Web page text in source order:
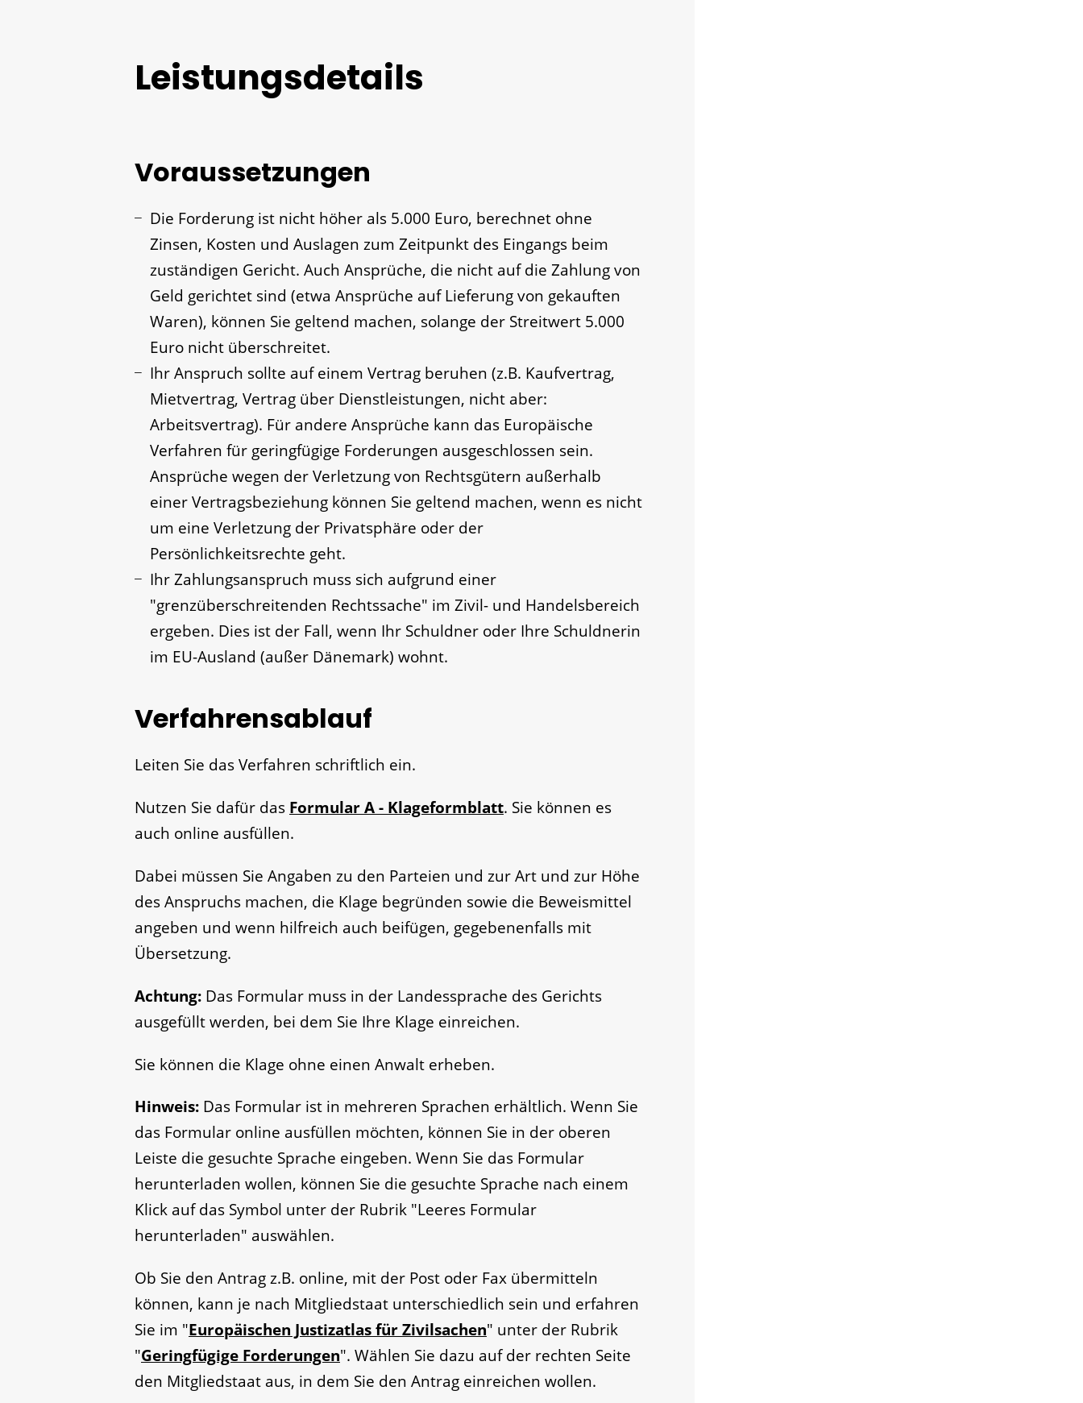
Leistungsdetails
Voraussetzungen
Die Forderung ist nicht höher als 5.000 Euro, berechnet ohne
Zinsen, Kosten und Auslagen zum Zeitpunkt des Eingangs beim
zuständigen Gericht. Auch Ansprüche, die nicht auf die Zahlung von
Geld gerichtet sind (etwa Ansprüche auf Lieferung von gekauften
Waren), können Sie geltend machen, solange der Streitwert 5.000
Euro nicht überschreitet.
Ihr Anspruch sollte auf einem Vertrag beruhen (z.B. Kaufvertrag,
Mietvertrag, Vertrag über Dienstleistungen, nicht aber:
Arbeitsvertrag). Für andere Ansprüche kann das Europäische
Verfahren für geringfügige Forderungen ausgeschlossen sein.
Ansprüche wegen der Verletzung von Rechtsgütern außerhalb
einer Vertragsbeziehung können Sie geltend machen, wenn es nicht
um eine Verletzung der Privatsphäre oder der
Persönlichkeitsrechte geht.
Ihr Zahlungsanspruch muss sich aufgrund einer
"grenzüberschreitenden Rechtssache" im Zivil- und Handelsbereich
ergeben. Dies ist der Fall, wenn Ihr Schuldner oder Ihre Schuldnerin
im EU-Ausland (außer Dänemark) wohnt.
Verfahrensablauf
Leiten Sie das Verfahren schriftlich ein.
Nutzen Sie dafür das Formular A - Klageformblatt. Sie können es
auch online ausfüllen.
Dabei müssen Sie Angaben zu den Parteien und zur Art und zur Höhe
des Anspruchs machen, die Klage begründen sowie die Beweismittel
angeben und wenn hilfreich auch beifügen, gegebenenfalls mit
Übersetzung.
Achtung: Das Formular muss in der Landessprache des Gerichts
ausgefüllt werden, bei dem Sie Ihre Klage einreichen.
Sie können die Klage ohne einen Anwalt erheben.
Hinweis: Das Formular ist in mehreren Sprachen erhältlich. Wenn Sie
das Formular online ausfüllen möchten, können Sie in der oberen
Leiste die gesuchte Sprache eingeben. Wenn Sie das Formular
herunterladen wollen, können Sie die gesuchte Sprache nach einem
Klick auf das Symbol unter der Rubrik "Leeres Formular
herunterladen" auswählen.
Ob Sie den Antrag z.B. online, mit der Post oder Fax übermitteln
können, kann je nach Mitgliedstaat unterschiedlich sein und erfahren
Sie im "Europäischen Justizatlas für Zivilsachen" unter der Rubrik
"Geringfügige Forderungen". Wählen Sie dazu auf der rechten Seite
den Mitgliedstaat aus, in dem Sie den Antrag einreichen wollen.